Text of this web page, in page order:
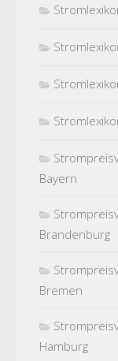
Bayern
Brandenburg
Bremen
Hamburg